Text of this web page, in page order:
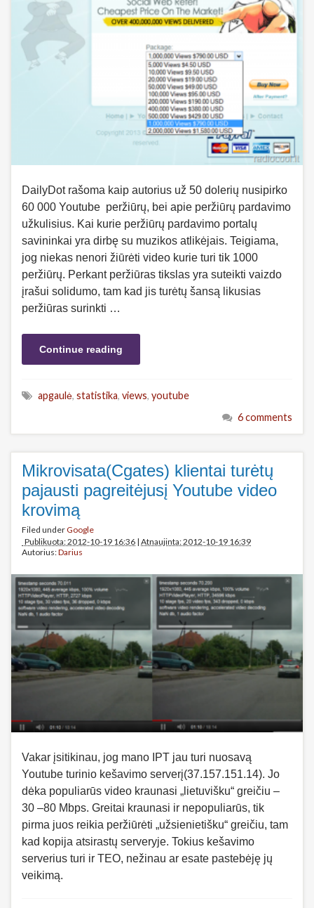
DailyDot rašoma kaip autorius už 50 dolerių nusipirko
60 000 Youtube peržiūrų, bei apie peržiūrų pardavimo
užkulisius. Kai kurie peržiūrų pardavimo portalų
savininkai yra dirbę su muzikos atlikėjais. Teigiama,
jog niekas nenori žiūrėti video kurie turi tik 1000
peržiūrų. Perkant peržiūras tikslas yra suteikti vaizdo
įrašui solidumo, tam kad jis turėtų šansą likusias
peržiūras surinkti …
Continue reading
apgaulė, statistika, views, youtube
6 comments
Mikrovisata(Cgates) klientai turėtų
pajausti pagreitėjusį Youtube video
krovimą
Filed underGoogle
Publikuota: 2012-10-19 16:36 | Atnaujinta: 2012-10-19 16:39
Autorius:Darius
Vakar įsitikinau, jog mano IPT jau turi nuosavą
Youtube turinio kešavimo serverį(37.157.151.14). Jo
dėka populiarūs video kraunasi „lietuvišku“ greičiu –
30 –80 Mbps. Greitai kraunasi ir nepopuliarūs, tik
pirma juos reikia peržiūrėti „užsienietišku“ greičiu, tam
kad kopija atsirastų serveryje. Tokius kešavimo
serverius turi ir TEO, nežinau ar esate pastebėję jų
veikimą.